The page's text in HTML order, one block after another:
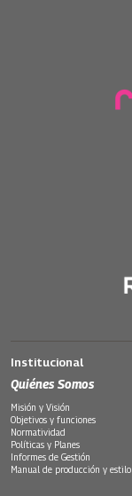
Institucional
Quiénes Somos
Misión y Visión
Objetivos y funciones
Normatividad
Políticas y Planes
Informes de Gestión
Manual de producción y estilo